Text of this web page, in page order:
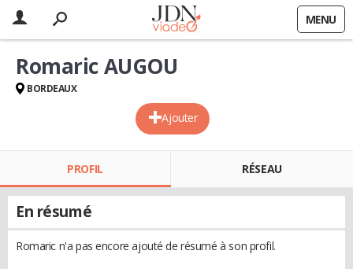
MENU
Ajouter
Romaric AUGOU
BORDEAUX
PROFIL RÉSEAU
En résumé
Romaric n'a pas encore ajouté de résumé à son profil.